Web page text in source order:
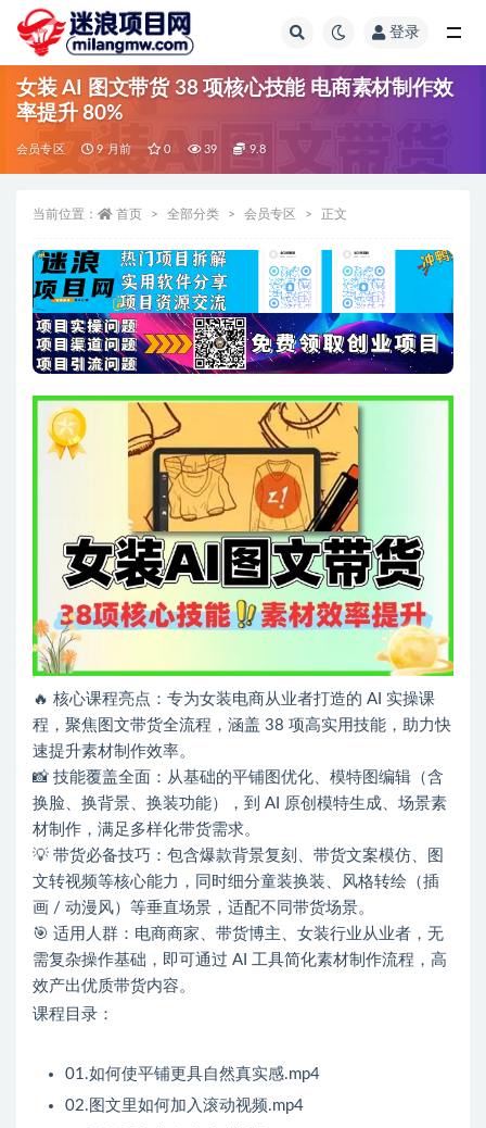
登录
女装 AI 图文带货 38 项核心技能 电商素材制作效
率提升 80%
会员专区 9 月前 0 39 9.8
当前位置： 首页 全部分类 会员专区 正文
🔥 核心课程亮点：专为女装电商从业者打造的 AI 实操课
程，聚焦图文带货全流程，涵盖 38 项高实用技能，助力快
速提升素材制作效率。
📸 技能覆盖全面：从基础的平铺图优化、模特图编辑（含
换脸、换背景、换装功能），到 AI 原创模特生成、场景素
材制作，满足多样化带货需求。
💡 带货必备技巧：包含爆款背景复刻、带货文案模仿、图
文转视频等核心能力，同时细分童装换装、风格转绘（插
画 / 动漫风）等垂直场景，适配不同带货场景。
🎯 适用人群：电商商家、带货博主、女装行业从业者，无
需复杂操作基础，即可通过 AI 工具简化素材制作流程，高
效产出优质带货内容。
课程目录：
01.如何使平铺更具自然真实感.mp4
02.图文里如何加入滚动视频.mp4
全部